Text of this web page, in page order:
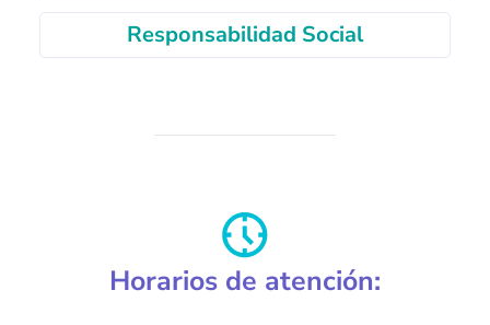
Responsabilidad Social
Horarios de atención: